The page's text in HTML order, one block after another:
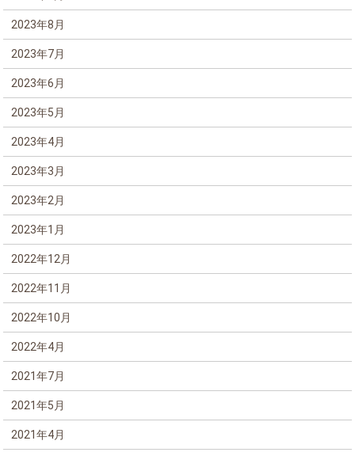
2023年8月
2023年7月
2023年6月
2023年5月
2023年4月
2023年3月
2023年2月
2023年1月
2022年12月
2022年11月
2022年10月
2022年4月
2021年7月
2021年5月
2021年4月